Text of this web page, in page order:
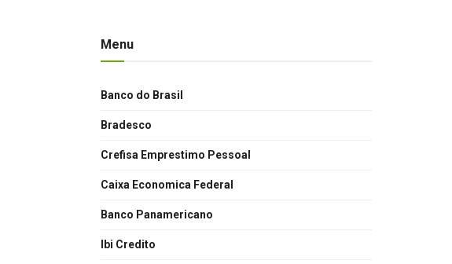
Menu
Banco do Brasil
Bradesco
Crefisa Emprestimo Pessoal
Caixa Economica Federal
Banco Panamericano
Ibi Credito